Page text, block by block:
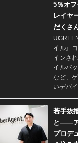
5％オ
レイヤ
だくさ
イル』
インさ
イルバ
など、
いデバ
若手抜
と――
プロデ